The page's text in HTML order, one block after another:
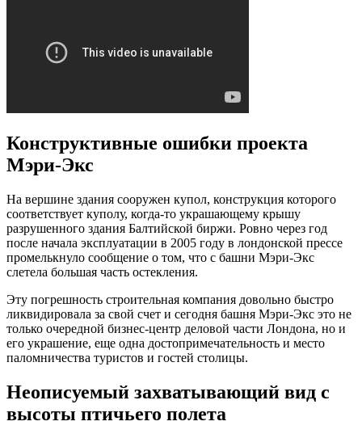
Конструктивные ошибки проекта
Мэри-Экс
На вершине здания сооружен купол, конструкция которого
соответствует куполу, когда-то украшающему крышу
разрушенного здания Балтийской биржи. Ровно через год
после начала эксплуатации в 2005 году в лондонской прессе
промелькнуло сообщение о том, что с башни Мэри-Экс
слетела большая часть остекления.
Эту погрешность строительная компания довольно быстро
ликвидировала за свой счет и сегодня башня Мэри-Экс это не
только очередной бизнес-центр деловой части Лондона, но и
его украшение, еще одна достопримечательность и место
паломничества туристов и гостей столицы.
Неописуемый захватывающий вид с
высоты птичьего полета